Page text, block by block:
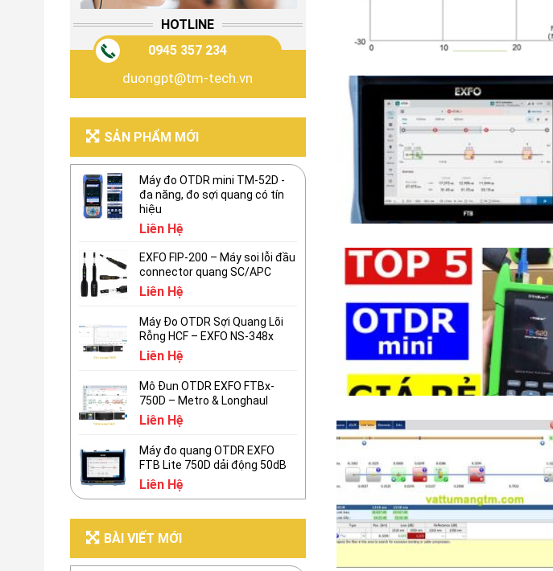
HOTLINE
0945 357 234
duongpt@tm-tech.vn
SẢN PHẨM MỚI
Máy đo OTDR mini TM-52D -
đa năng, đo sợi quang có tín
hiệu
Liên Hệ
EXFO FIP-200 – Máy soi lỗi đầu
connector quang SC/APC
Liên Hệ
Máy Đo OTDR Sợi Quang Lõi
Rỗng HCF – EXFO NS-348x
Liên Hệ
Mô Đun OTDR EXFO FTBx-
750D – Metro & Longhaul
Liên Hệ
Máy đo quang OTDR EXFO
FTB Lite 750D dải động 50dB
Liên Hệ
BÀI VIẾT MỚI